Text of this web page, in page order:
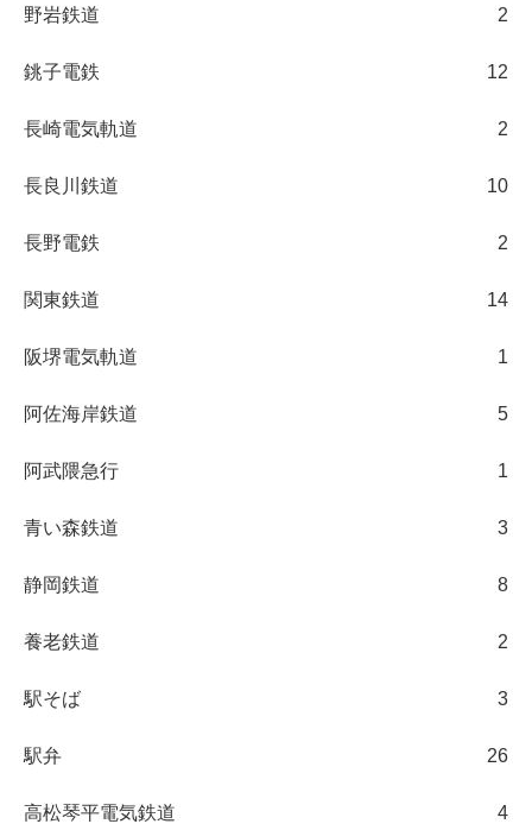
野岩鉄道 2
銚子電鉄 12
長崎電気軌道 2
長良川鉄道 10
長野電鉄 2
関東鉄道 14
阪堺電気軌道 1
阿佐海岸鉄道 5
阿武隈急行 1
青い森鉄道 3
静岡鉄道 8
養老鉄道 2
駅そば 3
駅弁 26
高松琴平電気鉄道 4